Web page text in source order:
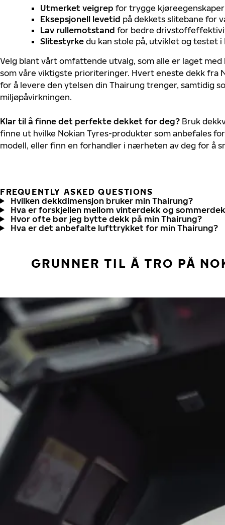
Utmerket veigrep for trygge
Eksepsjonell levetid på dekkets slitebane for
Lav rullemotstand for bedre
Slitestyrke du kan stole på, utviklet og testet i
Velg blant vårt omfattende utvalg, som alle er laget
som våre viktigste prioriteringer. Hvert eneste dekk fra
for å levere den ytelsen din Thairung trenger, samtidig
miljøpåvirkningen.
Klar til å finne det perfekte dekket for deg? Bruk
finne ut hvilke Nokian Tyres-produkter som anbefales
modell, eller finn en forhandler i nærheten av deg for å
FREQUENTLY ASKED QUESTIONS
Hvilken dekkdimensjon bruker min Thairung?
Hva er forskjellen mellom vinterdekk og
Hvor ofte bør jeg bytte dekk på min Thairung?
Hva er det anbefalte lufttrykket for min Thairung?
GRUNNER TIL Å TRO PÅ